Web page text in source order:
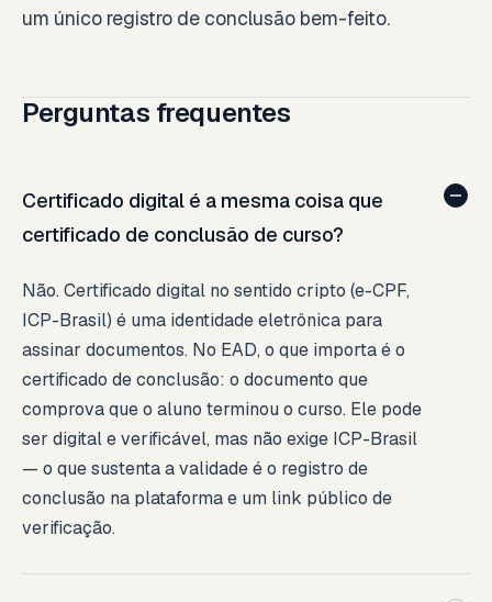
um único registro de conclusão bem-feito.
Perguntas frequentes
Certificado digital é a mesma coisa que
certificado de conclusão de curso?
Não. Certificado digital no sentido cripto (e-CPF,
ICP-Brasil) é uma identidade eletrônica para
assinar documentos. No EAD, o que importa é o
certificado de conclusão: o documento que
comprova que o aluno terminou o curso. Ele pode
ser digital e verificável, mas não exige ICP-Brasil
— o que sustenta a validade é o registro de
conclusão na plataforma e um link público de
verificação.